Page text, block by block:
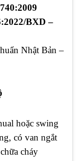
BXD –
Nhật Bản –
hoặc swing
có van ngắt
cháy